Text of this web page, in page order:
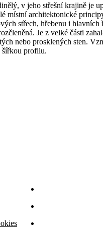
v jeho střešní krajině je
místní architektonické
střech, hřebenu i
Je z velké části
nebo prosklených sten.
šířkou profilu.